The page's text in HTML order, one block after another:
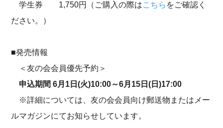
学生券 1,750円（ご購入の際はこちら をご確認く
ださい。）
■発売情報
＜友の会会員優先予約＞
申込期間 6月1日(火)10:00～6月15日(日)17:00
※詳細については、友の会会員向け郵送物またはメー
ルマガジンにてお知らせしています。